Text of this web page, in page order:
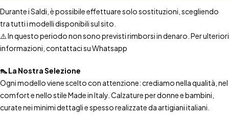
Durante i Saldi, è possibile effettuare solo sostituzioni, scegliendo
tra tutti i modelli disponibili sul sito.
⚠️ In questo periodo non sono previsti rimborsi in denaro. Per ulteriori
informazioni, contattaci su Whatsapp
👠 La Nostra Selezione
Ogni modello viene scelto con attenzione: crediamo nella qualità, nel
comfort e nello stile Made in Italy. Calzature per donne e bambini,
curate nei minimi dettagli e spesso realizzate da artigiani italiani.